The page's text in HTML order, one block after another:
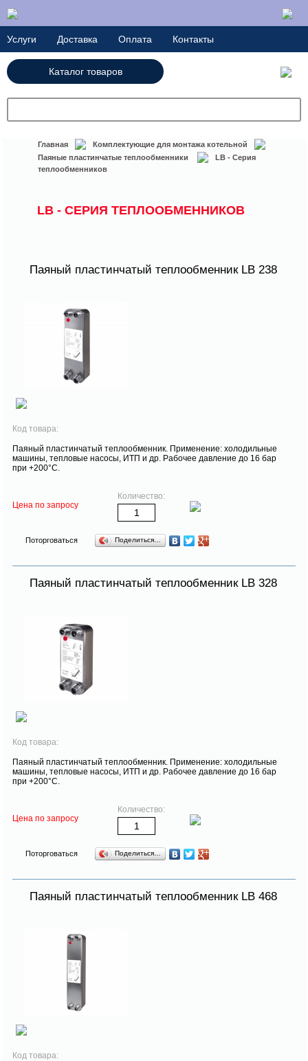
Услуги Доставка Оплата Контакты
Каталог товаров
Главная
Комплектующие для монтажа котельной
Паяные пластинчатые теплообменники
LB - Серия
теплообменников
LB - СЕРИЯ ТЕПЛООБМЕННИКОВ
Паяный пластинчатый теплообменник LB 238
Код товара:
Паяный пластинчатый теплообменник. Применение: холодильные
машины, тепловые насосы, ИТП и др. Рабочее давление до 16 бар
при +200°С.
Цена по запросу
Количество:
Поторговаться Поделиться…
Паяный пластинчатый теплообменник LB 328
Код товара:
Паяный пластинчатый теплообменник. Применение: холодильные
машины, тепловые насосы, ИТП и др. Рабочее давление до 16 бар
при +200°С.
Цена по запросу
Количество:
Поторговаться Поделиться…
Паяный пластинчатый теплообменник LB 468
Код товара: